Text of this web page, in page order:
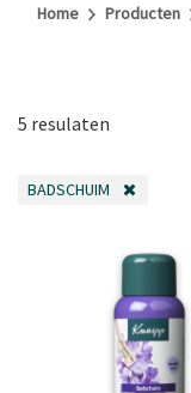
Home Producten
5 resulaten
BADSCHUIM